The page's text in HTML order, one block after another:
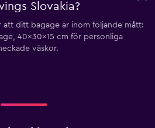
Slovakia?
att ditt bagage är inom följande mått:
40x30x15 cm för personliga
väskor.